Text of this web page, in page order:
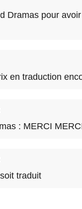
Dramas pour
en traduction
: MERCI
traduit